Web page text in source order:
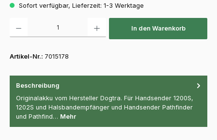
Sofort verfügbar, Lieferzeit: 1-3 Werktage
In den Warenkorb
Artikel-Nr.: 7015178
Beschreibung
Originalakku vom Hersteller Dogtra. Für Handsender 1200S,
1202S und Halsbandempfänger und Handsender Pathfinder
und Pathfind… Mehr